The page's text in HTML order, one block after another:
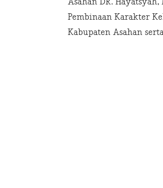
Pembinaan Karakter
Kabupaten Asahan